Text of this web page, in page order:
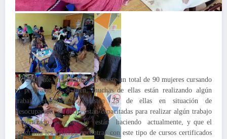
Actualmente en Constitución existe un total de 90 mujeres cursando
el programa, y si bien, muchas de ellas están realizando algún
trabajo remunerado, existen 25 de ellas en situación de
desocupación, es decir, están capacitadas para realizar algún trabajo
remunerado, pero no lo están haciendo actualmente, y que el
programa les ayuda a encontrar con este tipo de cursos certificados